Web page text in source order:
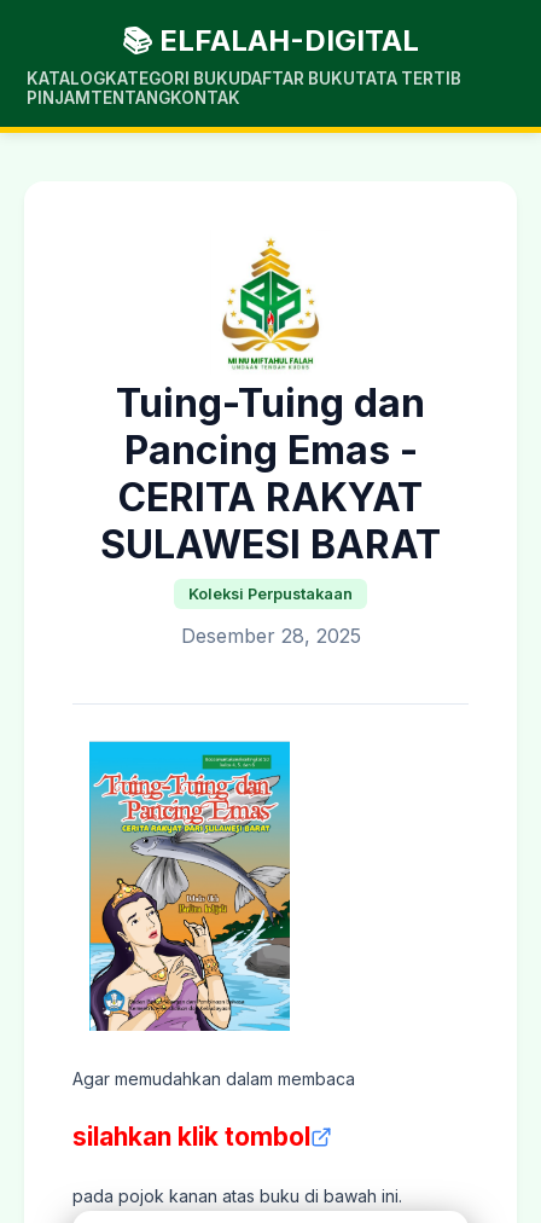
📚 ELFALAH-DIGITAL
KATALOGKATEGORI BUKUDAFTAR BUKUTATA TERTIB
PINJAM TENTANGKONTAK
Tuing-Tuing dan
Pancing Emas -
CERITA RAKYAT
SULAWESI BARAT
Koleksi Perpustakaan
Desember 28, 2025
Agar memudahkan dalam membaca
silahkan klik tombol
pada pojok kanan atas buku di bawah ini.